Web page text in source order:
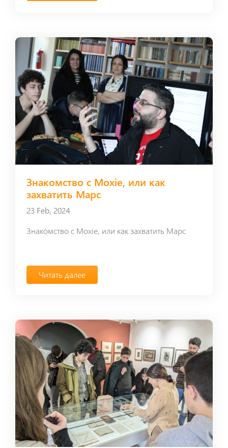
​​​​​​​Знакомство с Moxie, или как
захватить Марс
23 Feb, 2024
​​​​​​​Знакомство с Moxie, или как захватить Марс
Читать далее